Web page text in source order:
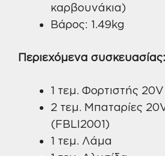
καρβουνάκια)
Βάρος: 1.49kg
Περιεχόμενα συσκευασίας:
1 τεμ. Φορτιστής
2 τεμ. Μπαταρίες
(FBLI2001)
1 τεμ. Λάμα